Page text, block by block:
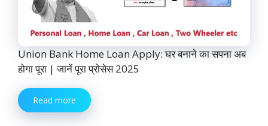
Union Bank Home Loan Apply: घर बनाने का सपना अब
होगा पूरा | जानें पूरा प्रोसेस 2025
Read more